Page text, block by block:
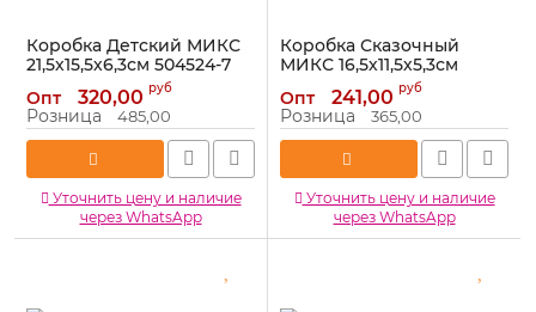
Коробка Детский МИКС
21,5х15,5х6,3см 504524-7
Артикул: 504524-7
Опт 320,00 руб
Розница 485,00
Уточнить цену и наличие
через WhatsApp
Коробка Сказочный
МИКС 16,5х11,5х5,3см
Артикул: 504523-9
Опт 241,00 руб
Розница 365,00
Уточнить цену и наличие
через WhatsApp